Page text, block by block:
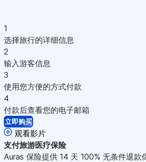
1
选择旅行的详细信息
2
输入游客信息
3
使用您方便的方式付款
4
付款后查看您的电子邮箱
立即购买
观看影片
支付旅游医疗保险
Auras 保险提供 14 天 100% 无条件退款